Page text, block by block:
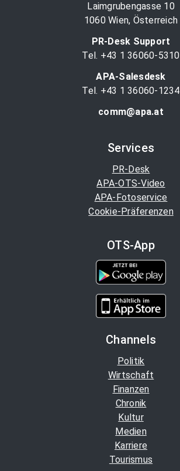
Laimgrubengasse 10
1060 Wien, Österreich
PR-Desk Support
Tel. +43 1 36060-5310
APA-Salesdesk
Tel. +43 1 36060-1234
comm@apa.at
Services
PR-Desk
APA-OTS-Video
APA-Fotoservice
Cookie-Präferenzen
OTS-App
Channels
Politik
Wirtschaft
Finanzen
Chronik
Kultur
Medien
Karriere
Tourismus